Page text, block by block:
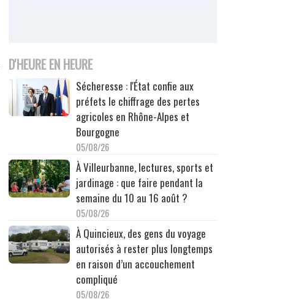
D'HEURE EN HEURE
Sécheresse : l'État confie aux
préfets le chiffrage des pertes
agricoles en Rhône-Alpes et
Bourgogne
05/08/26
À Villeurbanne, lectures, sports et
jardinage : que faire pendant la
semaine du 10 au 16 août ?
05/08/26
À Quincieux, des gens du voyage
autorisés à rester plus longtemps
en raison d’un accouchement
compliqué
05/08/26